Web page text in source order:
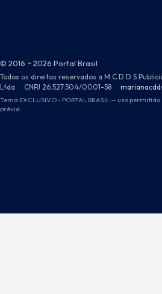
© 2016 ~ 2026 Portal Brasil
Todos os direitos reservados a M.C.D.D.S
Ltda · CNPJ 26.527.504/0001-58 ·
Tema EXCLUSIVO - PORTAL BRASIL — uso
prévia.